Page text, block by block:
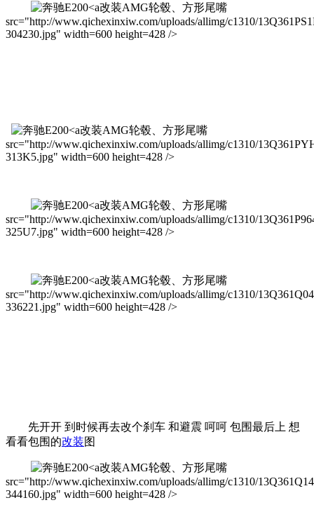
改装AMG轮毂、方形尾嘴
src="http://www.qichexinxiw.com/uploads/allimg/c1310/
304230.jpg" width=600 height=428 />
改装AMG轮毂、方形尾嘴
src="http://www.qichexinxiw.com/uploads/allimg/c1310/
313K5.jpg" width=600 height=428 />
改装AMG轮毂、方形尾嘴
src="http://www.qichexinxiw.com/uploads/allimg/c1310/
325U7.jpg" width=600 height=428 />
改装AMG轮毂、方形尾嘴
src="http://www.qichexinxiw.com/uploads/allimg/c1310/
336221.jpg" width=600 height=428 />
先开开 到时候再去改个刹车 和避震 呵呵 包围最后上 想
看看包围的改装图
改装AMG轮毂、方形尾嘴
src="http://www.qichexinxiw.com/uploads/allimg/c1310/
344160.jpg" width=600 height=428 />